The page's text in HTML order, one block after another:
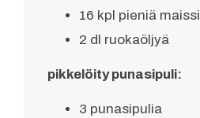
16 kpl pieniä
2 dl ruokaöljyä
pikkelöity punasipuli:
3 punasipulia